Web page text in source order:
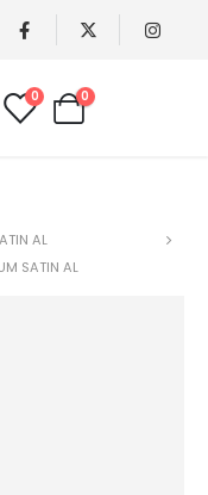
0 0
AL
SATIN AL